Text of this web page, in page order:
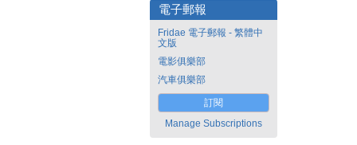
電子郵報
Fridae 電子郵報 - 繁體中
文版
電影俱樂部
汽車俱樂部
訂閱
Manage Subscriptions